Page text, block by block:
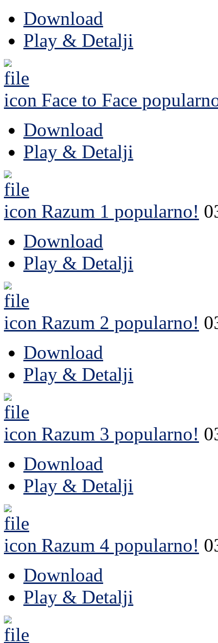
Download
Play & Detalji
Face to Face
Download
Play & Detalji
Razum 1 popularno!
Download
Play & Detalji
Razum 2 popularno!
Download
Play & Detalji
Razum 3 popularno!
Download
Play & Detalji
Razum 4 popularno!
Download
Play & Detalji